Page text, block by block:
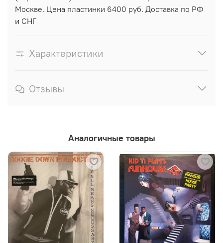
Москве. Цена пластинки 6400 руб. Доставка по РФ
и СНГ
Характеристики
Отзывы
Аналогичные товары